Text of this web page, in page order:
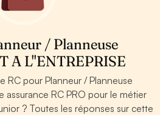
/ Planneuse
A L''ENTREPRISE
RC pour Planneur / Planneuse
assurance RC PRO pour le métier
? Toutes les réponses sur cette